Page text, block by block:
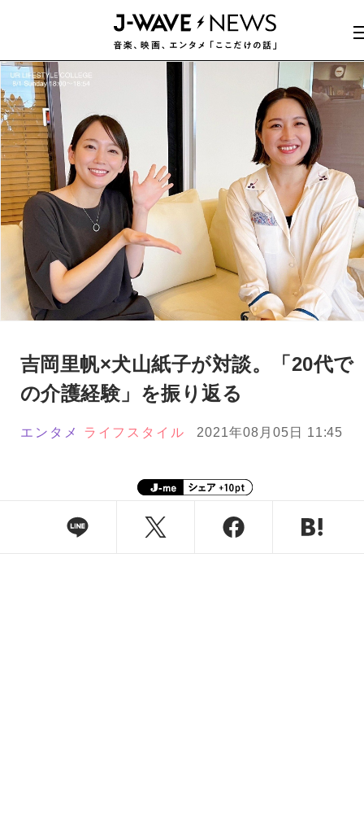
吉岡里帆×犬山紙子が対談。「20代で
の介護経験」を振り返る
エンタメ ライフスタイル 2021年08月05日 11:45